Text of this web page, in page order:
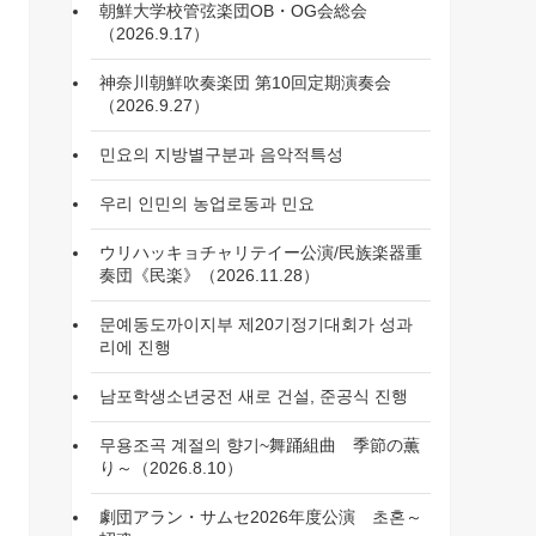
朝鮮大学校管弦楽団OB・OG会総会
（2026.9.17）
神奈川朝鮮吹奏楽団 第10回定期演奏会
（2026.9.27）
민요의 지방별구분과 음악적특성
우리 인민의 농업로동과 민요
ウリハッキョチャリテイー公演/民族楽器重
奏団《民楽》（2026.11.28）
문예동도까이지부 제20기정기대회가 성과
리에 진행
남포학생소년궁전 새로 건설, 준공식 진행
무용조곡 계절의 향기~舞踊組曲 季節の薫
り～（2026.8.10）
劇団アラン・サムセ2026年度公演 초혼～